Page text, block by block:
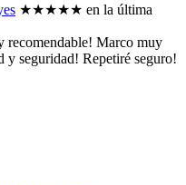
★★★★★ en la última
recomendable! Marco muy
y seguridad! Repetiré seguro!